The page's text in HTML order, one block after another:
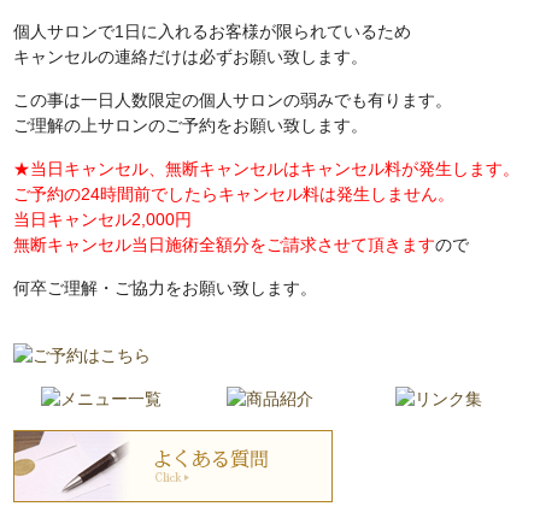
個人サロンで1日に入れるお客様が限られているため
キャンセルの連絡だけは必ずお願い致します。
この事は一日人数限定の個人サロンの弱みでも有ります。
ご理解の上サロンのご予約をお願い致します。
★当日キャンセル、無断キャンセルはキャンセル料が発生します。
ご予約の24時間前でしたらキャンセル料は発生しません。
当日キャンセル2,000円
無断キャンセル当日施術全額分をご請求させて頂きますので
何卒ご理解・ご協力をお願い致します。